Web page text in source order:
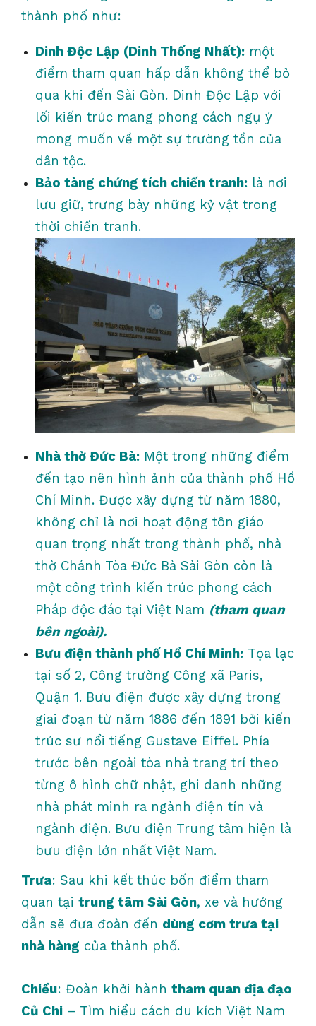
thành phố như:
Dinh Độc Lập (Dinh Thống Nhất): một
điểm tham quan hấp dẫn không thể bỏ
qua khi đến Sài Gòn. Dinh Độc Lập với
lối kiến trúc mang phong cách ngụ ý
mong muốn về một sự trường tồn của
dân tộc.
Bảo tàng chứng tích chiến tranh: là nơi
lưu giữ, trưng bày những kỷ vật trong
thời chiến tranh.
Nhà thờ Đức Bà: Một trong những điểm
đến tạo nên hình ảnh của thành phố Hồ
Chí Minh. Được xây dựng từ năm 1880,
không chỉ là nơi hoạt động tôn giáo
quan trọng nhất trong thành phố, nhà
thờ Chánh Tòa Đức Bà Sài Gòn còn là
một công trình kiến trúc phong cách
Pháp độc đáo tại Việt Nam (tham quan
bên ngoài).
Bưu điện thành phố Hồ Chí Minh: Tọa lạc
tại số 2, Công trường Công xã Paris,
Quận 1. Bưu điện được xây dựng trong
giai đoạn từ năm 1886 đến 1891 bởi kiến
trúc sư nổi tiếng Gustave Eiffel. Phía
trước bên ngoài tòa nhà trang trí theo
từng ô hình chữ nhật, ghi danh những
nhà phát minh ra ngành điện tín và
ngành điện. Bưu điện Trung tâm hiện là
bưu điện lớn nhất Việt Nam.
Trưa: Sau khi kết thúc bốn điểm tham
quan tại trung tâm Sài Gòn, xe và hướng
dẫn sẽ đưa đoàn đến dùng cơm trưa tại
nhà hàng của thành phố.
Chiều: Đoàn khởi hành tham quan địa đạo
Củ Chi – Tìm hiểu cách du kích Việt Nam